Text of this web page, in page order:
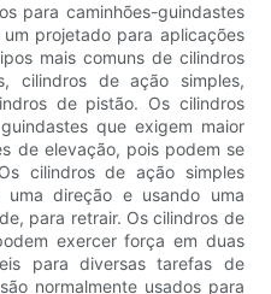
para caminhões-guindastes
projetado para aplicações
mais comuns de cilindros
cilindros de ação simples,
de pistão. Os cilindros
que exigem maior
de elevação, pois podem se
cilindros de ação simples
direção e usando uma
para retrair. Os cilindros de
exercer força em duas
para diversas tarefas de
normalmente usados ​​para